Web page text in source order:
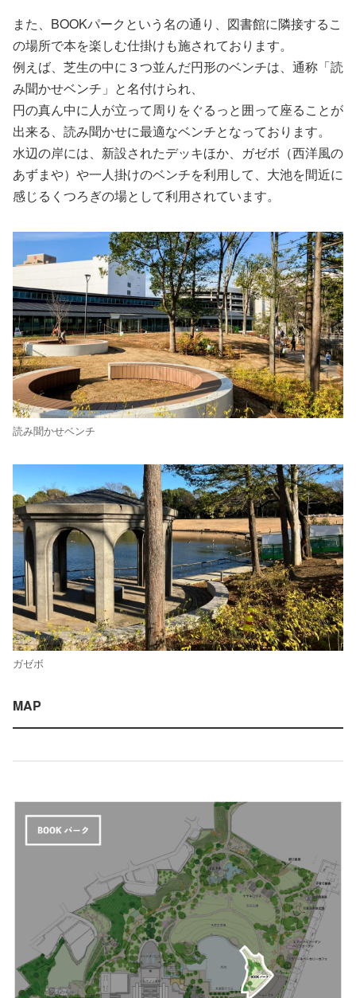
また、BOOKパークという名の通り、図書館に隣接するこ
の場所で本を楽しむ仕掛けも施されております。
例えば、芝生の中に３つ並んだ円形のベンチは、通称「読
み聞かせベンチ」と名付けられ、
円の真ん中に人が立って周りをぐるっと囲って座ることが
出来る、読み聞かせに最適なベンチとなっております。
水辺の岸には、新設されたデッキほか、ガゼボ（西洋風の
あずまや）や一人掛けのベンチを利用して、大池を間近に
感じるくつろぎの場として利用されています。
読み聞かせベンチ
ガゼボ
MAP